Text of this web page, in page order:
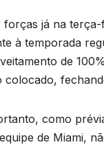
já na
à temporada
de
como
de Miami,